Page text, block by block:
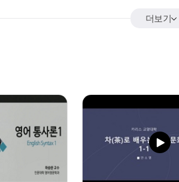
더보기